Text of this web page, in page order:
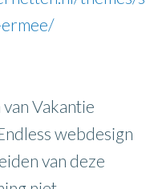
Vakantie
webdesign
van deze